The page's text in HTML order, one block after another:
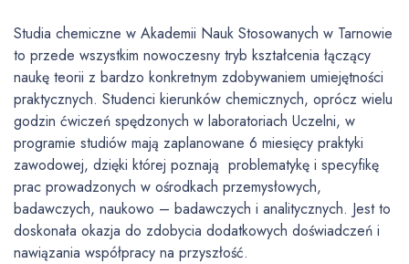
Studia chemiczne w Akademii Nauk Stosowanych w Tarnowie
to przede wszystkim nowoczesny tryb kształcenia łączący
naukę teorii z bardzo konkretnym zdobywaniem umiejętności
praktycznych. Studenci kierunków chemicznych, oprócz wielu
godzin ćwiczeń spędzonych w laboratoriach Uczelni, w
programie studiów mają zaplanowane 6 miesięcy praktyki
zawodowej, dzięki której poznają problematykę i specyfikę
prac prowadzonych w ośrodkach przemysłowych,
badawczych, naukowo – badawczych i analitycznych. Jest to
doskonała okazja do zdobycia dodatkowych doświadczeń i
nawiązania współpracy na przyszłość.